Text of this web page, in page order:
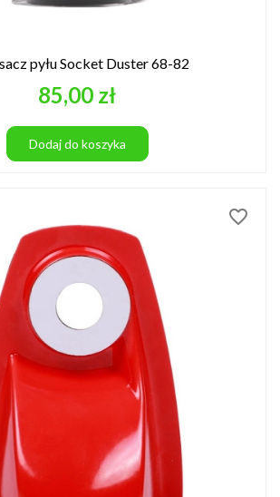
pyłu Socket Duster 68-82
Cena
85,00 zł
Dodaj do koszyka
favorite_border